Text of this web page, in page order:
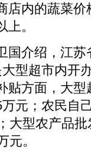
店内的蔬菜
。
介绍，江苏
型超市内开
贴方面，大
元；农民自
大型农产品
元。